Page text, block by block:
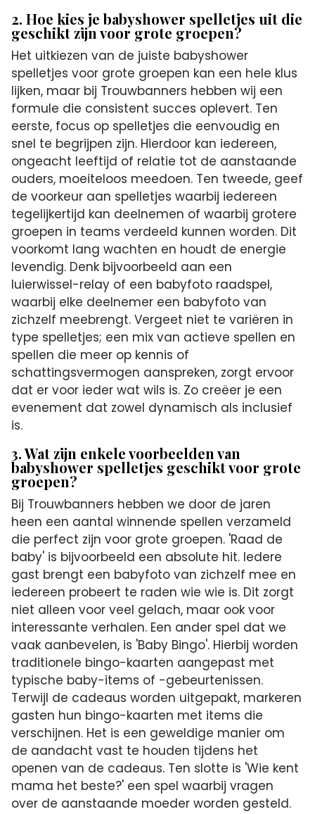
2. Hoe kies je babyshower spelletjes uit die
geschikt zijn voor grote groepen?
Het uitkiezen van de juiste babyshower
spelletjes voor grote groepen kan een hele klus
lijken, maar bij Trouwbanners hebben wij een
formule die consistent succes oplevert. Ten
eerste, focus op spelletjes die eenvoudig en
snel te begrijpen zijn. Hierdoor kan iedereen,
ongeacht leeftijd of relatie tot de aanstaande
ouders, moeiteloos meedoen. Ten tweede, geef
de voorkeur aan spelletjes waarbij iedereen
tegelijkertijd kan deelnemen of waarbij grotere
groepen in teams verdeeld kunnen worden. Dit
voorkomt lang wachten en houdt de energie
levendig. Denk bijvoorbeeld aan een
luierwissel-relay of een babyfoto raadspel,
waarbij elke deelnemer een babyfoto van
zichzelf meebrengt. Vergeet niet te variëren in
type spelletjes; een mix van actieve spellen en
spellen die meer op kennis of
schattingsvermogen aanspreken, zorgt ervoor
dat er voor ieder wat wils is. Zo creëer je een
evenement dat zowel dynamisch als inclusief
is.
3. Wat zijn enkele voorbeelden van
babyshower spelletjes geschikt voor grote
groepen?
Bij Trouwbanners hebben we door de jaren
heen een aantal winnende spellen verzameld
die perfect zijn voor grote groepen. 'Raad de
baby' is bijvoorbeeld een absolute hit. Iedere
gast brengt een babyfoto van zichzelf mee en
iedereen probeert te raden wie wie is. Dit zorgt
niet alleen voor veel gelach, maar ook voor
interessante verhalen. Een ander spel dat we
vaak aanbevelen, is 'Baby Bingo'. Hierbij worden
traditionele bingo-kaarten aangepast met
typische baby-items of -gebeurtenissen.
Terwijl de cadeaus worden uitgepakt, markeren
gasten hun bingo-kaarten met items die
verschijnen. Het is een geweldige manier om
de aandacht vast te houden tijdens het
openen van de cadeaus. Ten slotte is 'Wie kent
mama het beste?' een spel waarbij vragen
over de aanstaande moeder worden gesteld.